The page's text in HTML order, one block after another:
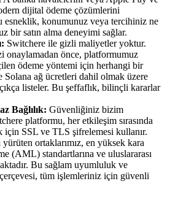
dijital ödeme çözümlerini
konumunuz veya tercihiniz ne
bir satın alma deneyimi sağlar.
Switchere ile gizli maliyetler yoktur.
onaylamadan önce, platformumuz
ödeme yöntemi için herhangi bir
Solana ağ ücretleri dahil olmak üzere
listeler. Bu şeffaflık, bilinçli kararlar
Bağlılık: Güvenliğiniz bizim
platformu, her etkileşim sırasında
SSL ve TLS şifrelemesi kullanır.
ortaklarımız, en yüksek kara
(AML) standartlarına ve uluslararası
Bu sağlam uyumluluk ve
tüm işlemleriniz için güvenli